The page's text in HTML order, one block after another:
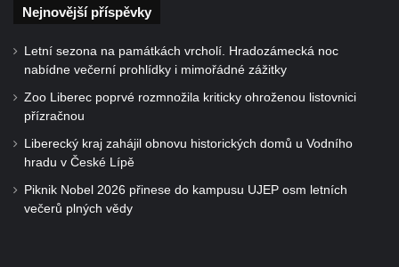
Nejnovější příspěvky
Letní sezona na památkách vrcholí. Hradozámecká noc
nabídne večerní prohlídky i mimořádné zážitky
Zoo Liberec poprvé rozmnožila kriticky ohroženou listovnici
přízračnou
Liberecký kraj zahájil obnovu historických domů u Vodního
hradu v České Lípě
Piknik Nobel 2026 přinese do kampusu UJEP osm letních
večerů plných vědy